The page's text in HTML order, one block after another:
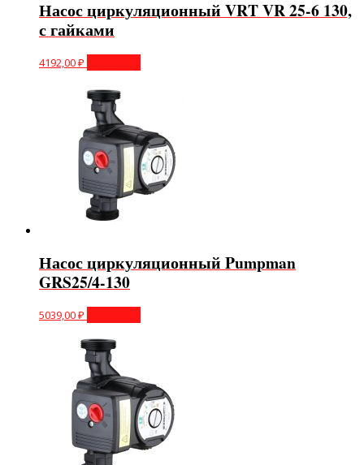
Насос циркуляционный VRT VR 25-6 130,
с гайками
4192,00₽
Насос циркуляционный Pumpman
GRS25/4-130
5039,00₽